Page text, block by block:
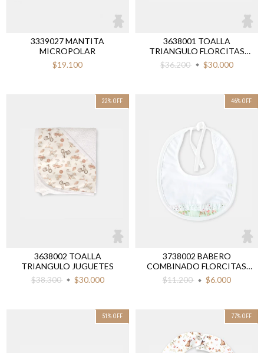
3339027 MANTITA
MICROPOLAR
$19.100
3638001 TOALLA
TRIANGULO FLORCITAS
VERDE
$36.200 $30.000
22% OFF
3638002 TOALLA
TRIANGULO JUGUETES
$38.300
$30.000
46% OFF
3738002 BABERO
COMBINADO FLORCITAS
VERDE
$11.200 $6.000
51 % OFF 77% OFF